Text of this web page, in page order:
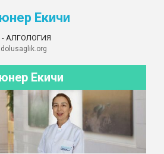
Екичи
АЛГОЛОГИЯ
Екичи